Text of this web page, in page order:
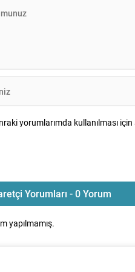
yorumlarımda kullanılması
Yorumları - 0 Yorum
yapılmamış.